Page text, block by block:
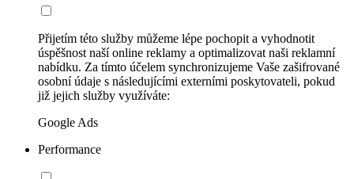
Přijetím této služby můžeme lépe pochopit a vyhodnotit
úspěšnost naší online reklamy a optimalizovat naši reklamní
nabídku. Za tímto účelem synchronizujeme Vaše zašifrované
osobní údaje s následujícími externími poskytovateli, pokud
již jejich služby využíváte:
Google Ads
Performance